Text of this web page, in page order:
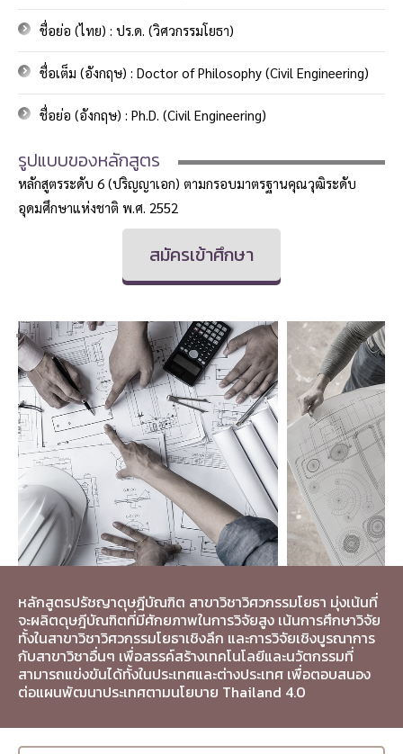
ชื่อย่อ (ไทย) : ปร.ด. (วิศวกรรมโยธา)
ชื่อเต็ม (อังกฤษ) : Doctor of Philosophy (Civil Engineering)
ชื่อย่อ (อังกฤษ) : Ph.D. (Civil Engineering)
รูปแบบของหลักสูตร
หลักสูตรระดับ 6 (ปริญญาเอก) ตามกรอบมาตรฐานคุณวุฒิระดับ
อุดมศึกษาแห่งชาติ พ.ศ. 2552
สมัครเข้าศึกษา
หลักสูตรปรัชญาดุษฎีบัณฑิต สาขาวิชาวิศวกรรมโยธา มุ่งเน้นที่
จะผลิตดุษฎีบัณฑิตที่มีศักยภาพในการวิจัยสูง เน้นการศึกษาวิจัย
ทั้งในสาขาวิชาวิศวกรรมโยธาเชิงลึก และการวิจัยเชิงบูรณาการ
กับสาขาวิชาอื่นๆ เพื่อสรรค์สร้างเทคโนโลยีและนวัตกรรมที่
สามารถแข่งขันได้ทั้งในประเทศและต่างประเทศ เพื่อตอบสนอง
ต่อแผนพัฒนาประเทศตามนโยบาย Thailand 4.0